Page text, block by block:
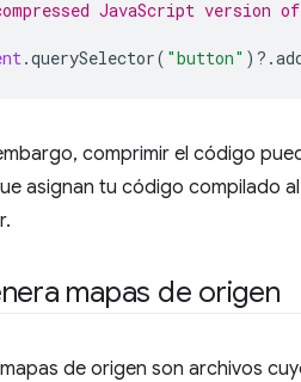
JavaScript version
.querySelector( "button" ) ? .
comprimir el código
asignan tu código compilado
mapas de origen
de origen son archivos